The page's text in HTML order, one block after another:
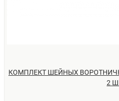
КОМПЛЕКТ ШЕЙНЫХ
2